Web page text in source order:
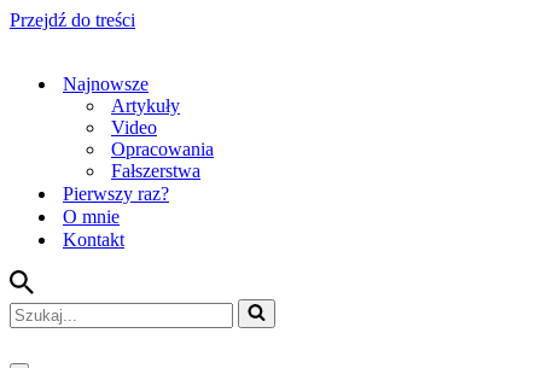
Przejdź do treści
Najnowsze
Artykuły
Video
Opracowania
Fałszerstwa
Pierwszy raz?
O mnie
Kontakt
Szukaj...